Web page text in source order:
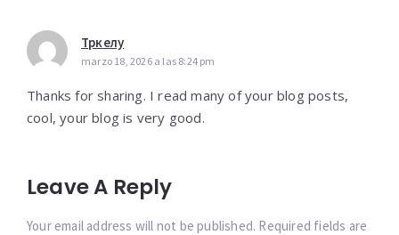
Тркелу
marzo 18, 2026 a las 8:24 pm
Thanks for sharing. I read many of your blog posts,
cool, your blog is very good.
Leave A Reply
Your email address will not be published. Required fields are